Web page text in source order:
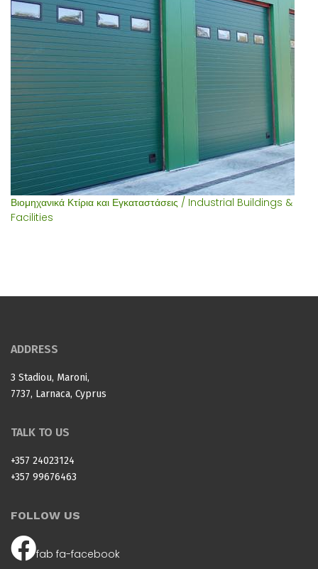
Βιομηχανικά Κτίρια και Εγκαταστάσεις / Industrial Buildings &
Facilities
ADDRESS
3 Stadiou, Maroni,
7737, Larnaca, Cyprus
TALK TO US
+357 24023124
+357 99676463
FOLLOW US
fab fa-facebook